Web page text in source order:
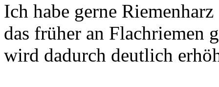
Ich habe gerne
das früher an Flachriemen
wird dadurch deutlich